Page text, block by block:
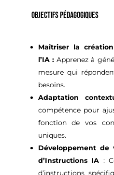
OBJECTIFS PÉDAGOGIQUES
Maîtriser la
l’IA : Apprenez à
mesure qui
besoins.
Adaptation
compétence pour
fonction de vos
uniques.
Développement
d’Instructions IA :
d’instructions